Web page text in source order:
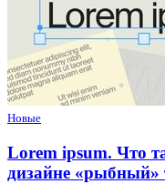
Новые
Lorem ipsum. Что
дизайне «рыбный»